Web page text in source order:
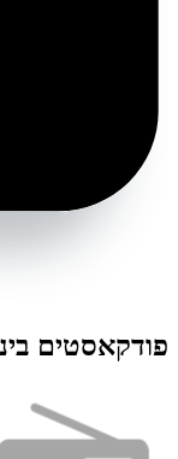
פודקאסטים